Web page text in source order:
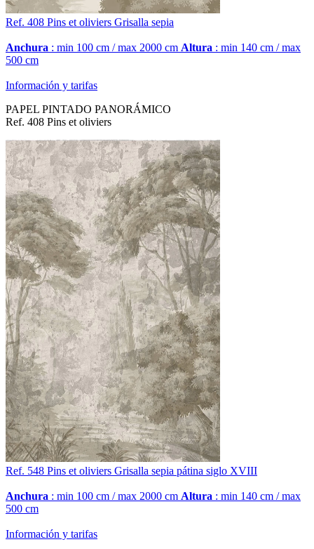
Ref. 408 Pins et oliviers Grisalla sepia
Anchura : min 100 cm / max 2000 cm Altura : min 140 cm / max
500 cm
Información y tarifas
PAPEL PINTADO PANORÁMICO
Ref. 408 Pins et oliviers
Ref. 548 Pins et oliviers Grisalla sepia pátina siglo XVIII
Anchura : min 100 cm / max 2000 cm Altura : min 140 cm / max
500 cm
Información y tarifas